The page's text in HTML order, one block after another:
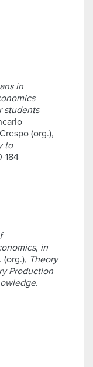
in
students
(org.),
to
184
, in
(org.), Theory
Production
.